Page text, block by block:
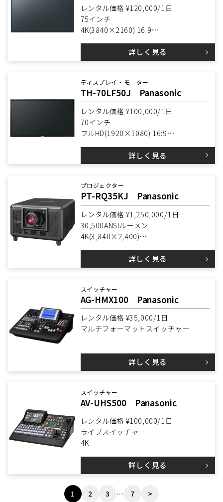
レンタル価格 ¥120,000/1日
75インチ
4K(3840×2160) 16:9
メディアプレイヤー搭載
スピーカー搭載
VESA W600×H400mm
詳しく見る
ディスプレイ・モニター
TH-70LF50J Panasonic
レンタル価格 ¥100,000/1日
70インチ
フルHD(1920×1080) 16:9
スピーカー搭載
タテ・ヨコ設置可能
詳しく見る
プロジェクター
PT-RQ35KJ Panasonic
レンタル価格 ¥1,250,000/1日
30,500ANSIルーメン
4K(3,840×2,400)
ピクセルシフト4K詳しく見る
スイッチャー
AG-HMX100 Panasonic
レンタル価格 ¥35,000/1日
マルチフォーマットスイッチャー
詳しく見る
スイッチャー
AV-UHS500 Panasonic
レンタル価格 ¥100,000/1日
ライブスイッチャー
4K
詳しく見る
1 2 3 … 7 >